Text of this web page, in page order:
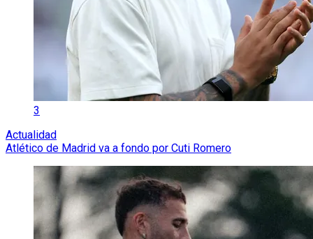
3
Actualidad
Atlético de Madrid va a fondo por Cuti Romero